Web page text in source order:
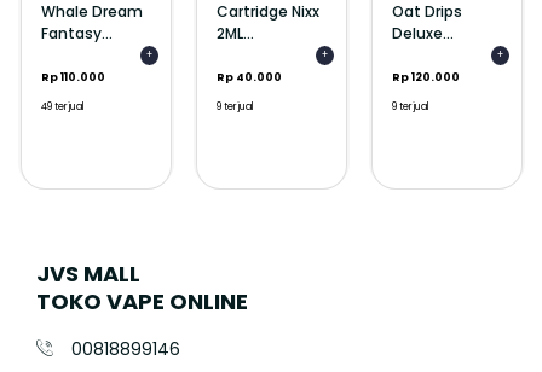
Whale Dream
Fantasy...
Rp 110.000
49 terjual
+
Cartridge Nixx
2ML...
Rp 40.000
9 terjual
+
Oat Drips
Deluxe...
Rp 120.000
9 terjual
+
JVS MALL
TOKO VAPE ONLINE
00818899146